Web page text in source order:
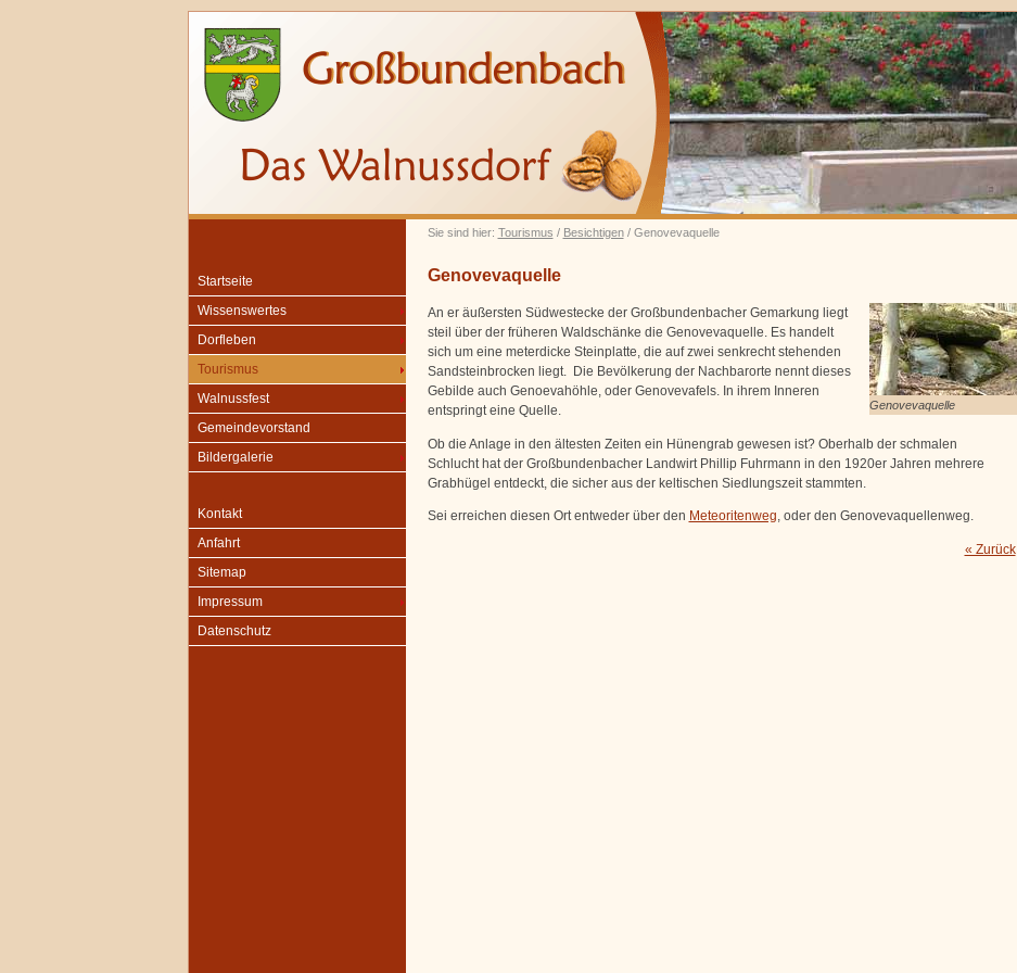
Sie sind hier: Tourismus / Besichtigen/ Genovevaquelle
Startseite
Wissenswertes
Dorfleben
Tourismus
Walnussfest
Gemeindevorstand
Bildergalerie
Kontakt
Anfahrt
Sitemap
Impressum
Datenschutz
Genovevaquelle
Genovevaquelle
An er äußersten Südwestecke der Großbundenbacher Gemarkung liegt
steil über der früheren Waldschänke die Genovevaquelle. Es handelt
sich um eine meterdicke Steinplatte, die auf zwei senkrecht stehenden
Sandsteinbrocken liegt. Die Bevölkerung der Nachbarorte nennt dieses
Gebilde auch Genoevahöhle, oder Genovevafels. In ihrem Inneren
entspringt eine Quelle.
Ob die Anlage in den ältesten Zeiten ein Hünengrab gewesen ist? Oberhalb der schmalen
Schlucht hat der Großbundenbacher Landwirt Phillip Fuhrmann in den 1920er Jahren mehrere
Grabhügel entdeckt, die sicher aus der keltischen Siedlungszeit stammten.
Sei erreichen diesen Ort entweder über den Meteoritenweg, oder den Genovevaquellenweg.
« Zurück